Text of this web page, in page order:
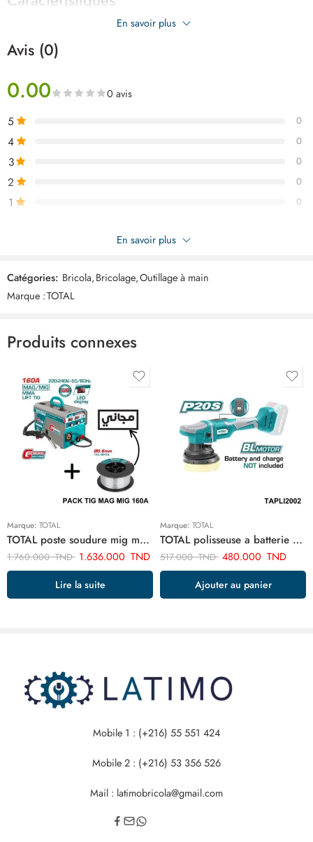
En savoir plus
Avis (0)
0.00 0 avis
5 0
4 0
3 0
2 0
1 0
Soyez le premier à donner votre avis sur “TOTAL jeux de 46
douilles 1/4 THT141462”
Commentaires
Il n'y a pas encore de critiques.
En savoir plus
Catégories: Bricola,Bricolage,Outillage à main
Marque :TOTAL
Produits connexes
Marque: TOTAL
TOTAL poste soudure mig mag 160a 220/240 inverter + Cadeaux Bobine fil TMGT1601
1.760.000TND 1.636.000 TND
Lire la suite
Marque: TOTAL
TOTAL polisseuse a batterie TAPLI2002
517.000TND 480.000 TND
Ajouter au panier
Mobile 1 : (+216) 55 551 424
Mobile 2 : (+216) 53 356 526
Mail : latimobricola@gmail.com